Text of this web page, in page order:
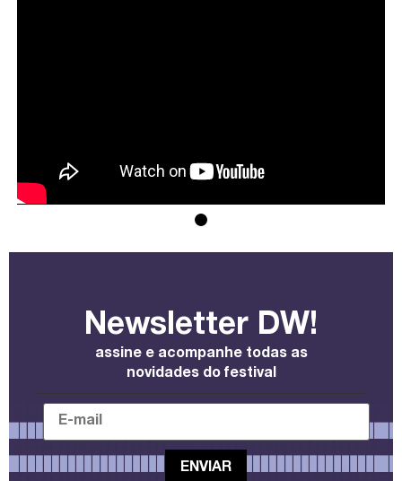
Newsletter DW!
assine e acompanhe todas as
novidades do festival